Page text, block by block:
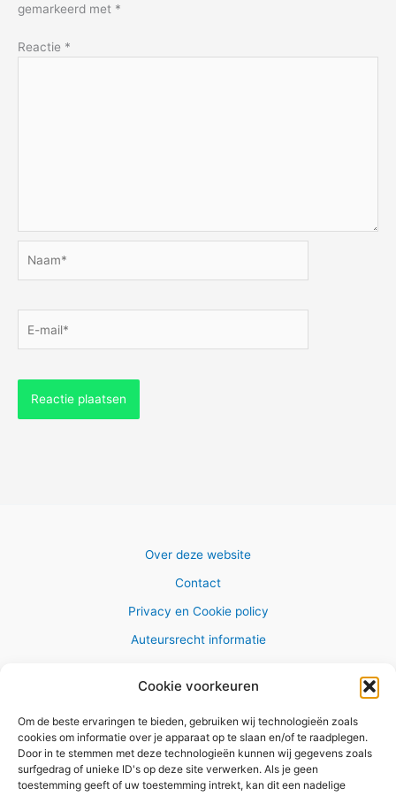
Cookie voorkeuren
Om de beste ervaringen te bieden, gebruiken wij technologieën zoals
cookies om informatie over je apparaat op te slaan en/of te raadplegen.
Door in te stemmen met deze technologieën kunnen wij gegevens zoals
surfgedrag of unieke ID's op deze site verwerken. Als je geen
toestemming geeft of uw toestemming intrekt, kan dit een nadelige
gemarkeerd met *
Reactie *
mail*
Over deze website
Contact
Privacy en Cookie policy
Auteursrecht informatie
Copyright © 2026 AlleWandelRoutes.nl